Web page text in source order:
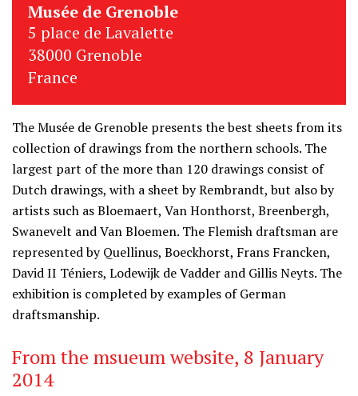
Musée de Grenoble
5 place de Lavalette
38000 Grenoble
France
The Musée de Grenoble presents the best sheets from its
collection of drawings from the northern schools. The
largest part of the more than 120 drawings consist of
Dutch drawings, with a sheet by Rembrandt, but also by
artists such as Bloemaert, Van Honthorst, Breenbergh,
Swanevelt and Van Bloemen. The Flemish draftsman are
represented by Quellinus, Boeckhorst, Frans Francken,
David II Téniers, Lodewijk de Vadder and Gillis Neyts. The
exhibition is completed by examples of German
draftsmanship.
From the msueum website, 8 January
2014